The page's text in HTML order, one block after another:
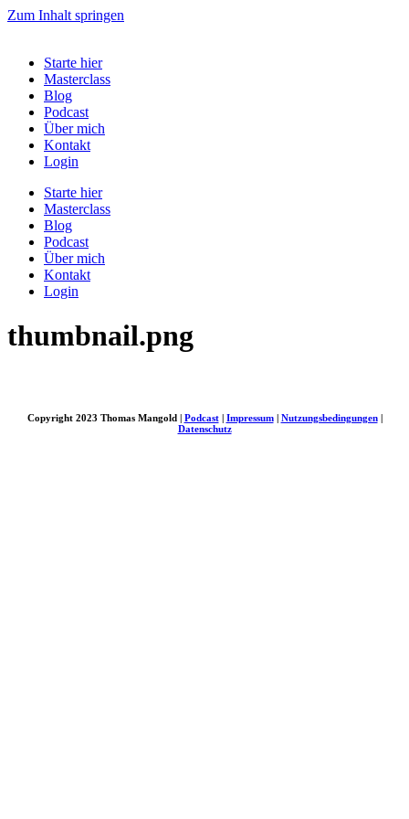
Zum Inhalt springen
Starte hier
Masterclass
Blog
Podcast
Über mich
Kontakt
Login
Starte hier
Masterclass
Blog
Podcast
Über mich
Kontakt
Login
thumbnail.png
Copyright 2023 Thomas Mangold | Podcast| Impressum| Nutzungsbedingungen|
Datenschutz